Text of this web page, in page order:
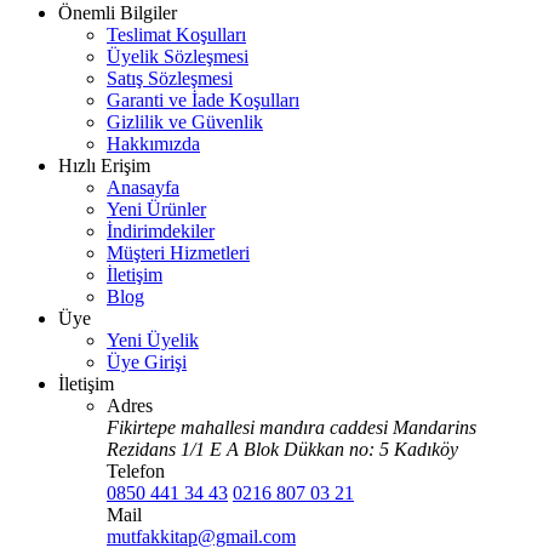
Önemli Bilgiler
Teslimat Koşulları
Üyelik Sözleşmesi
Satış Sözleşmesi
Garanti ve İade Koşulları
Gizlilik ve Güvenlik
Hakkımızda
Hızlı Erişim
Anasayfa
Yeni Ürünler
İndirimdekiler
Müşteri Hizmetleri
İletişim
Blog
Üye
Yeni Üyelik
Üye Girişi
İletişim
Adres
Fikirtepe mahallesi mandıra caddesi Mandarins
Rezidans 1/1 E A Blok Dükkan no: 5 Kadıköy
Telefon
0850 441 34 43 0216 807 03 21
Mail
mutfakkitap@gmail.com